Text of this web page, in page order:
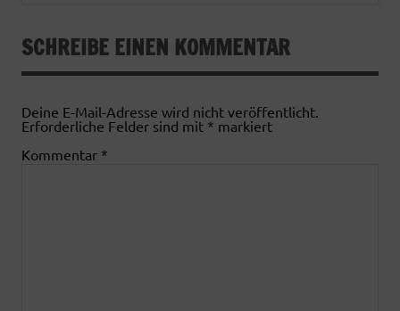
SCHREIBE EINEN KOMMENTAR
Deine E-Mail-Adresse wird nicht veröffentlicht.
Erforderliche Felder sind mit * markiert
Kommentar *